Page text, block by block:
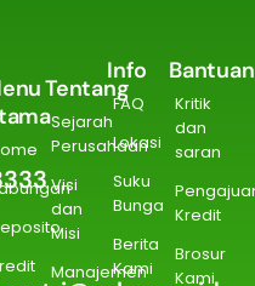
Tentang
Sejarah
Perusahaan
Visi
dan
Misi
Manajemen
Info
FAQ
Lokasi
Suku
Bunga
Berita
Kami
Bantuan
Kritik
dan
saran
Kredit
Brosur
Kami